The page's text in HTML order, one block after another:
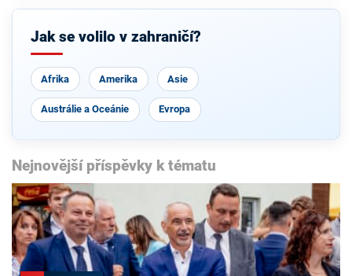
Jak se volilo v zahraničí?
Afrika Amerika Asie
Austrálie a Oceánie Evropa
Nejnovější příspěvky k tématu